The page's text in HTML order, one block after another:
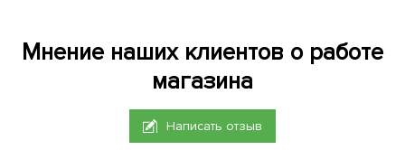
Мнение наших клиентов о работе
магазина
Написать отзыв